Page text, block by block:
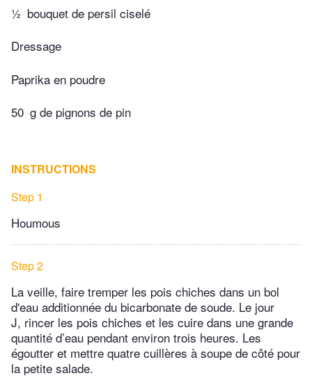
½ bouquet de persil ciselé
Dressage
Paprika en poudre
50 g de pignons de pin
INSTRUCTIONS
Step 1
Houmous
Step 2
La veille, faire tremper les pois chiches dans un bol
d'eau additionnée du bicarbonate de soude. Le jour
J, rincer les pois chiches et les cuire dans une grande
quantité d’eau pendant environ trois heures. Les
égoutter et mettre quatre cuillères à soupe de côté pour
la petite salade.